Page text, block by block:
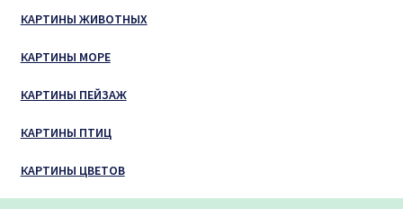
КАРТИНЫ ЖИВОТНЫХ
КАРТИНЫ МОРЕ
КАРТИНЫ ПЕЙЗАЖ
КАРТИНЫ ПТИЦ
КАРТИНЫ ЦВЕТОВ